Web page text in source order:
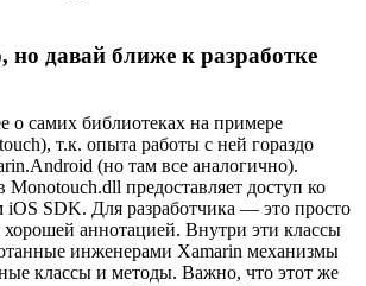
но давай ближе к разработке
о самих библиотеках на примере
т.к. опыта работы с ней гораздо
(но там все аналогично).
Monotouch.dll предоставляет доступ ко
iOS SDK. Для разработчика — это просто
хорошей аннотацией. Внутри эти классы
инженерами Xamarin механизмы
классы и методы. Важно, что этот же